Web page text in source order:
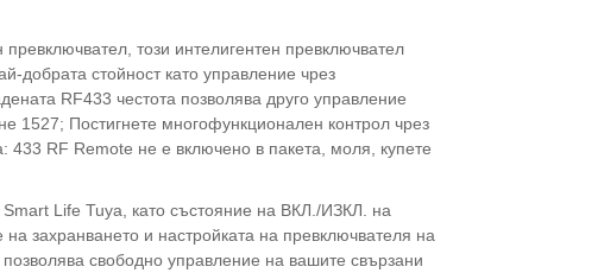
този интелигентен превключвател
добрата стойност като управление чрез
RF433 честота позволява друго управление
1527; Постигнете многофункционален контрол чрез
433 RF Remote не е включено в пакета, моля, купете
Life Tuya, като състояние на ВКЛ./ИЗКЛ. на
захранването и настройката на превключвателя на
свободно управление на вашите свързани